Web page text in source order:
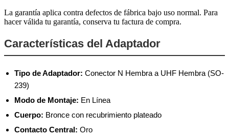
La garantía aplica contra defectos de fábrica bajo uso normal. Para
hacer válida tu garantía, conserva tu factura de compra.
Características del Adaptador
Tipo de Adaptador: Conector N Hembra a UHF Hembra (SO-
239)
Modo de Montaje: En Línea
Cuerpo: Bronce con recubrimiento plateado
Contacto Central: Oro